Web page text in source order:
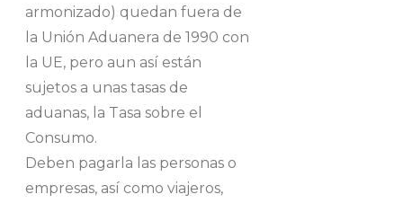
armonizado) quedan fuera de
la Unión Aduanera de 1990 con
la UE, pero aun así están
sujetos a unas tasas de
aduanas, la Tasa sobre el
Consumo.
Deben pagarla las personas o
empresas, así como viajeros,